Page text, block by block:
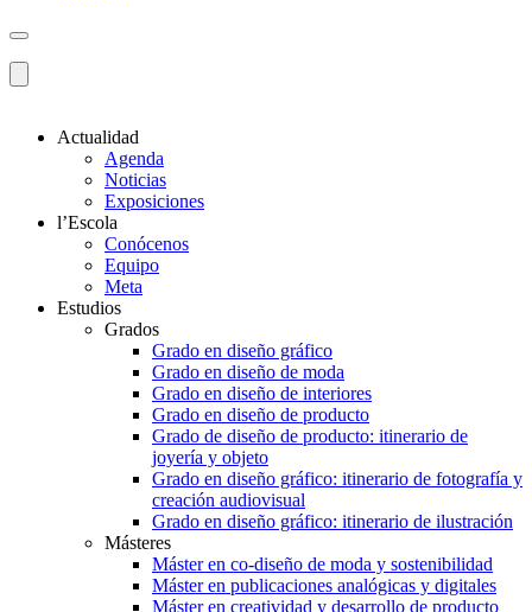
Actualidad
Agenda
Noticias
Exposiciones
l’Escola
Conócenos
Equipo
Meta
Estudios
Grados
Grado en diseño gráfico
Grado en diseño de moda
Grado en diseño de interiores
Grado en diseño de producto
Grado de diseño de producto: itinerario de
joyería y objeto
Grado en diseño gráfico: itinerario de fotografía y
creación audiovisual
Grado en diseño gráfico: itinerario de ilustración
Másteres
Máster en co-diseño de moda y sostenibilidad
Máster en publicaciones analógicas y digitales
Máster en creatividad y desarrollo de producto